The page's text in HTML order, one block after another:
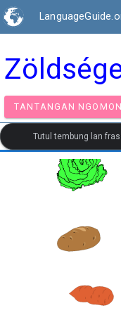
TANTANGAN
Tutul tembung lan